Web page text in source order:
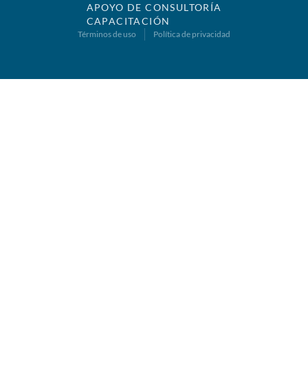
APOYO DE CONSULTORÍA
CAPACITACIÓN
Términos de uso Política de privacidad